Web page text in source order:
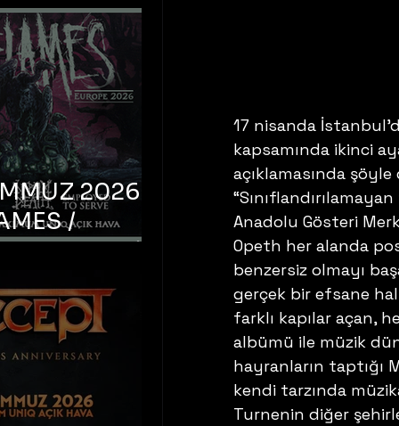
17 nisanda
kapsamında ikinci
açıklamasında
Anadolu Gösteri
Opeth her alanda
benzersiz olmayı
gerçek bir efsane
farklı kapılar açan,
albümü ile müzik
hayranların taptığı
kendi tarzında
Turnenin diğer
2026 –
/
DEATH /
– İstanbul,
Uniq